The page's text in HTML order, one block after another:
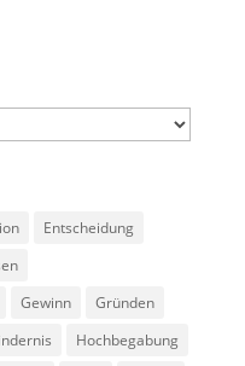
Entscheidung
Gewinn
Gründen
Hochbegabung